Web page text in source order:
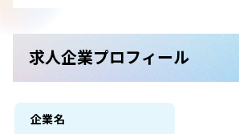
求人企業プロフィール
企業名